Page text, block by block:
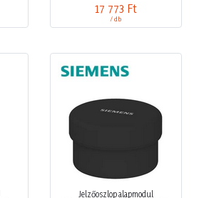
17 773 Ft
/ db
Jelzőoszlop alapmodul